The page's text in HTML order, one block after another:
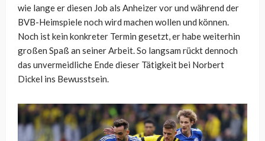
wie lange er diesen Job als Anheizer vor und während der
BVB-Heimspiele noch wird machen wollen und können.
Noch ist kein konkreter Termin gesetzt, er habe weiterhin
großen Spaß an seiner Arbeit. So langsam rückt dennoch
das unvermeidliche Ende dieser Tätigkeit bei Norbert
Dickel ins Bewusstsein.